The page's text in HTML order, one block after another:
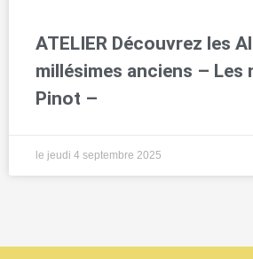
ATELIER Découvrez les
millésimes anciens – Les
Pinot –
le jeudi 4 septembre 2025